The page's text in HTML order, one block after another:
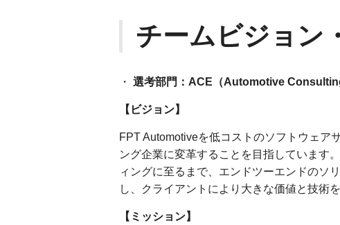
チームビジョン
・ 選考部門：ACE（Automotive
【ビジョン】
FPT Automotiveを低コストのソフトウェア
ング企業に変革することを目指しています
ィングに至るまで、エンドツーエンドのソ
し、クライアントにより大きな価値と技術を
【ミッション】